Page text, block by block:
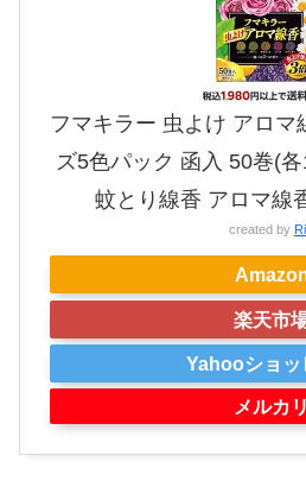
フマキラー 虫よけ アロマ
ズ5色パック 函入 50巻(
蚊とり線香 アロマ線
created by
楽天市
Yahooショッ
メルカリ